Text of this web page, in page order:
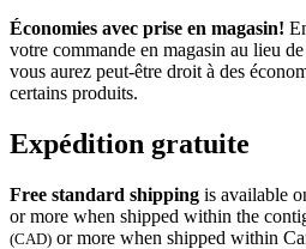
Économies avec prise en magasin!
votre commande en magasin au lieu
vous aurez peut-être droit à des
certains produits.
Expédition gratuite
Free standard shipping is available
or more when shipped within the
(CAD) or more when shipped within